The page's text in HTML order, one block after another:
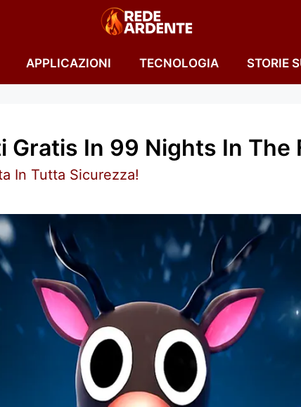
APPLICAZIONI TECNOLOGIA STORIE
Gratis In 99 Nights In The
In Tutta Sicurezza!